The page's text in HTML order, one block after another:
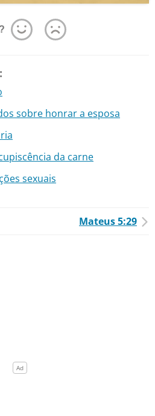
sobre honrar a esposa
da carne
sexuais
Mateus 5:29